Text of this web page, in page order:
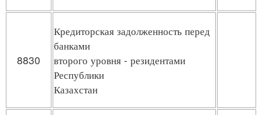
8830
Кредиторская задолженность перед
банками
второго уровня - резидентами
Республики
Казахстан